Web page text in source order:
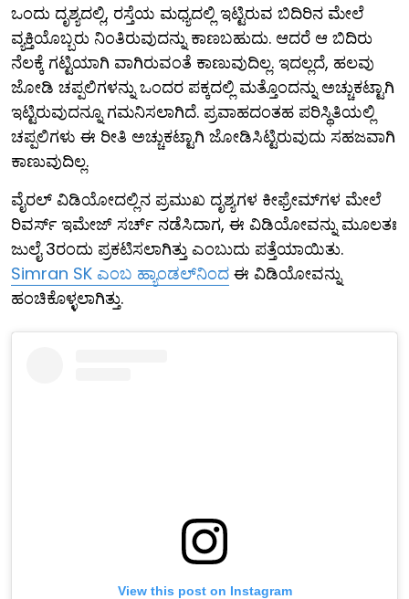
ಒಂದು ದೃಶ್ಯದಲ್ಲಿ, ರಸ್ತೆಯ ಮಧ್ಯದಲ್ಲಿ ಇಟ್ಟಿರುವ ಬಿದಿರಿನ ಮೇಲೆ
ವ್ಯಕ್ತಿಯೊಬ್ಬರು ನಿಂತಿರುವುದನ್ನು ಕಾಣಬಹುದು. ಆದರೆ ಆ ಬಿದಿರು
ನೆಲಕ್ಕೆ ಗಟ್ಟಿಯಾಗಿ ವಾಗಿರುವಂತೆ ಕಾಣುವುದಿಲ್ಲ. ಇದಲ್ಲದೆ, ಹಲವು
ಜೋಡಿ ಚಪ್ಪಲಿಗಳನ್ನು ಒಂದರ ಪಕ್ಕದಲ್ಲಿ ಮತ್ತೊಂದನ್ನು ಅಚ್ಚುಕಟ್ಟಾಗಿ
ಇಟ್ಟಿರುವುದನ್ನೂ ಗಮನಿಸಲಾಗಿದೆ. ಪ್ರವಾಹದಂತಹ ಪರಿಸ್ಥಿತಿಯಲ್ಲಿ
ಚಪ್ಪಲಿಗಳು ಈ ರೀತಿ ಅಚ್ಚುಕಟ್ಟಾಗಿ ಜೋಡಿಸಿಟ್ಟಿರುವುದು ಸಹಜವಾಗಿ
ಕಾಣುವುದಿಲ್ಲ.
ವೈರಲ್ ವಿಡಿಯೋದಲ್ಲಿನ ಪ್ರಮುಖ ದೃಶ್ಯಗಳ ಕೀಫ್ರೇಮ್‌ಗಳ ಮೇಲೆ
ರಿವರ್ಸ್ ಇಮೇಜ್ ಸರ್ಚ್ ನಡೆಸಿದಾಗ, ಈ ವಿಡಿಯೋವನ್ನು ಮೂಲತಃ
ಜುಲೈ 3ರಂದು ಪ್ರಕಟಿಸಲಾಗಿತ್ತು ಎಂಬುದು ಪತ್ತೆಯಾಯಿತು.
Simran SK ಎಂಬ ಹ್ಯಾಂಡಲ್‌ನಿಂದ ಈ ವಿಡಿಯೋವನ್ನು
ಹಂಚಿಕೊಳ್ಳಲಾಗಿತ್ತು.
View this post on Instagram